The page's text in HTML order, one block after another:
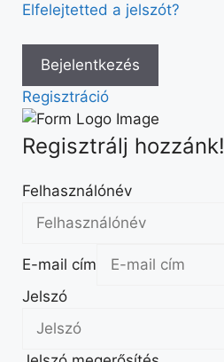
Elfelejtetted a jelszót?
Regisztráció
Regisztrálj hozzánk!
Felhasználónév
E-mail cím
Jelszó